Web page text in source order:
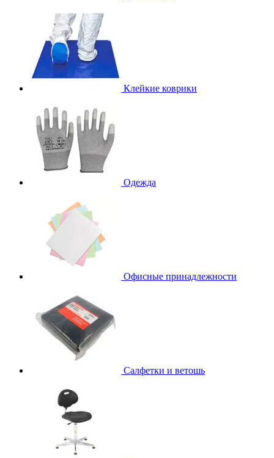
Клейкие коврики
Одежда
Офисные принадлежности
Салфетки и ветошь